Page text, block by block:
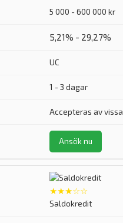
5 000 - 600 000 kr
5,21% - 29,27%
UC
1 - 3 dagar
Accepteras av vissa
Ansök nu
★★★☆☆
Saldokredit